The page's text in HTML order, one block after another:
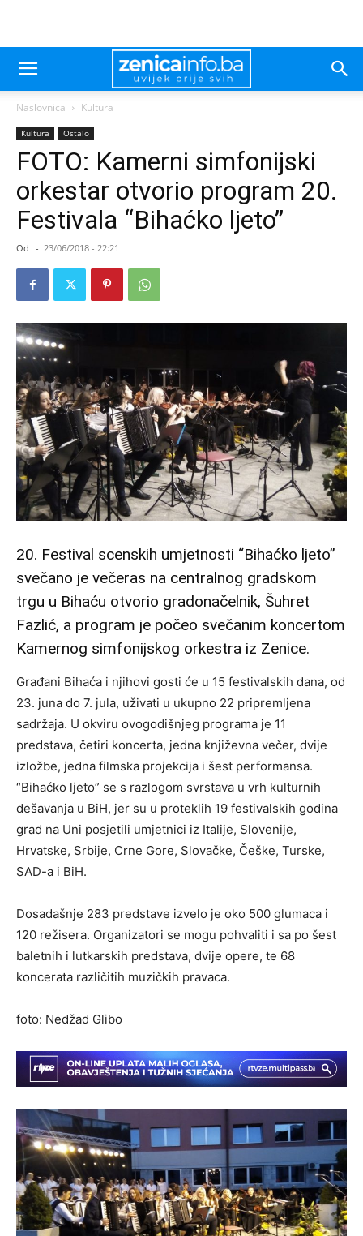
Naslovnica Kultura
Kultura Ostalo
FOTO: Kamerni simfonijski
orkestar otvorio program 20.
Festivala “Bihaćko ljeto”
Od - 23/06/2018 - 22:21
20. Festival scenskih umjetnosti “Bihaćko ljeto”
svečano je večeras na centralnog gradskom
trgu u Bihaću otvorio gradonačelnik, Šuhret
Fazlić, a program je počeo svečanim koncertom
Kamernog simfonijskog orkestra iz Zenice.
Građani Bihaća i njihovi gosti će u 15 festivalskih dana, od
23. juna do 7. jula, uživati u ukupno 22 pripremljena
sadržaja. U okviru ovogodišnjeg programa je 11
predstava, četiri koncerta, jedna književna večer, dvije
izložbe, jedna filmska projekcija i šest performansa.
“Bihaćko ljeto” se s razlogom svrstava u vrh kulturnih
dešavanja u BiH, jer su u proteklih 19 festivalskih godina
grad na Uni posjetili umjetnici iz Italije, Slovenije,
Hrvatske, Srbije, Crne Gore, Slovačke, Češke, Turske,
SAD-a i BiH.
Dosadašnje 283 predstave izvelo je oko 500 glumaca i
120 režisera. Organizatori se mogu pohvaliti i sa po šest
baletnih i lutkarskih predstava, dvije opere, te 68
koncerata različitih muzičkih pravaca.
foto: Nedžad Glibo